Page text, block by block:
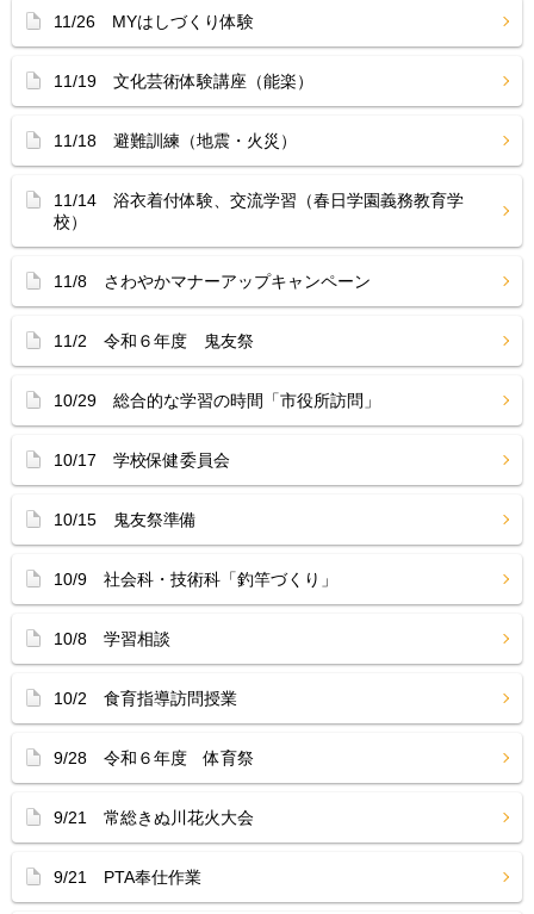
11/26 MYはしづくり体験
11/19 文化芸術体験講座（能楽）
11/18 避難訓練（地震・火災）
11/14 浴衣着付体験、交流学習（春日学園義務教育学
校）
11/8 さわやかマナーアップキャンペーン
11/2 令和６年度 鬼友祭
10/29 総合的な学習の時間「市役所訪問」
10/17 学校保健委員会
10/15 鬼友祭準備
10/9 社会科・技術科「釣竿づくり」
10/8 学習相談
10/2 食育指導訪問授業
9/28 令和６年度 体育祭
9/21 常総きぬ川花火大会
9/21 PTA奉仕作業